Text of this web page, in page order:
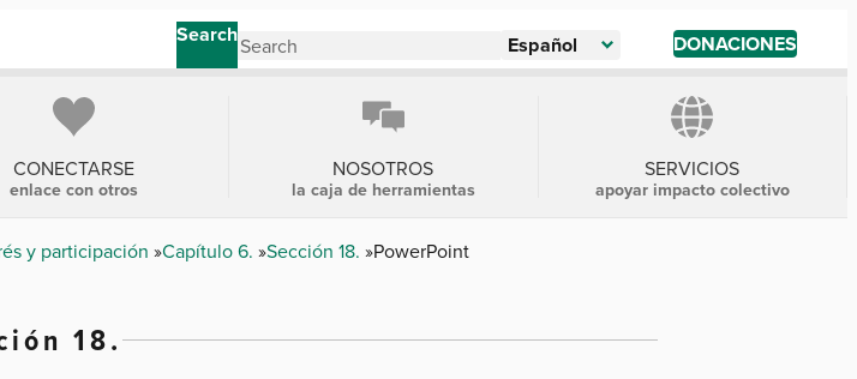
Search Español DONACIONES
CONECTARSE
enlace con otros
NOSOTROS
la caja de herramientas
SERVICIOS
apoyar impacto colectivo
y participación Capítulo 6. Sección 18. PowerPoint
18.